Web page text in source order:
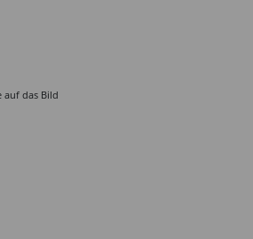
auf das Bild